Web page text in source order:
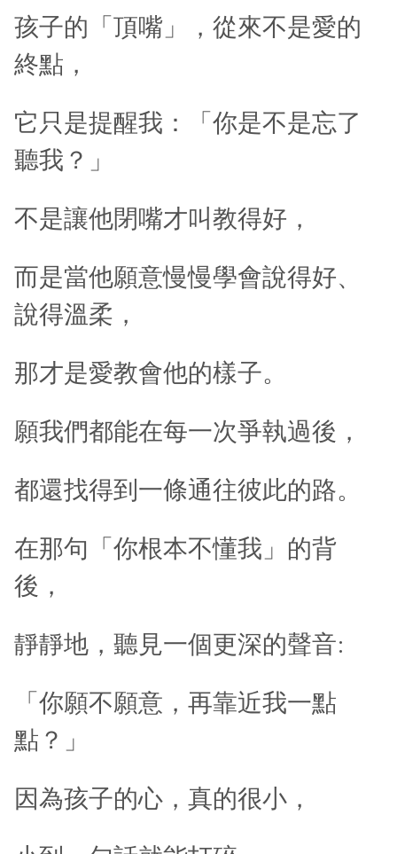
孩子的「頂嘴」，從來不是愛的
終點，
它只是提醒我：「你是不是忘了
聽我？」
不是讓他閉嘴才叫教得好，
而是當他願意慢慢學會說得好、
說得溫柔，
那才是愛教會他的樣子。
願我們都能在每一次爭執過後，
都還找得到一條通往彼此的路。
在那句「你根本不懂我」的背
後，
靜靜地，聽見一個更深的聲音:
「你願不願意，再靠近我一點
點？」
因為孩子的心，真的很小，